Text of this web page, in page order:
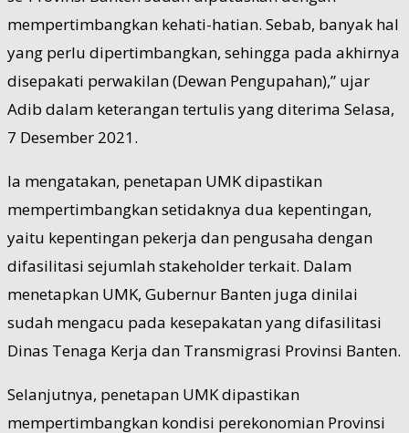
mempertimbangkan kehati-hatian. Sebab, banyak hal
yang perlu dipertimbangkan, sehingga pada akhirnya
disepakati perwakilan (Dewan Pengupahan),” ujar
Adib dalam keterangan tertulis yang diterima Selasa,
7 Desember 2021.
Ia mengatakan, penetapan UMK dipastikan
mempertimbangkan setidaknya dua kepentingan,
yaitu kepentingan pekerja dan pengusaha dengan
difasilitasi sejumlah stakeholder terkait. Dalam
menetapkan UMK, Gubernur Banten juga dinilai
sudah mengacu pada kesepakatan yang difasilitasi
Dinas Tenaga Kerja dan Transmigrasi Provinsi Banten.
Selanjutnya, penetapan UMK dipastikan
mempertimbangkan kondisi perekonomian Provinsi